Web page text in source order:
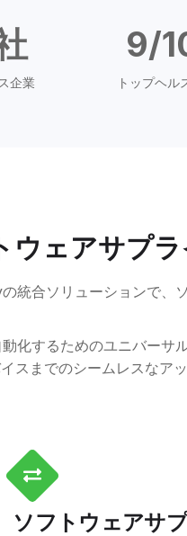
企業
9/
トップヘル
ウェアサプ
合ソリューションで、
化するためのユニバー
までのシームレスなア
ソフトウェアサ